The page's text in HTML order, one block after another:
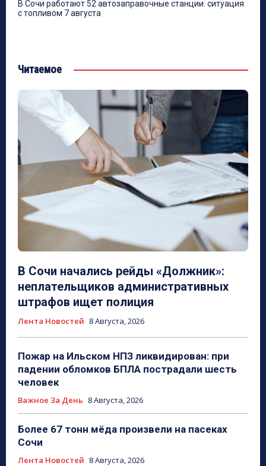
В Сочи работают 52 автозаправочные станции: ситуация
с топливом 7 августа
Читаемое
В Сочи начались рейды «Должник»:
неплательщиков административных
штрафов ищет полиция
Лента Новостей 8 Августа, 2026
Пожар на Ильском НПЗ ликвидирован: при
падении обломков БПЛА пострадали шесть
человек
Важное За День 8 Августа, 2026
Более 67 тонн мёда произвели на пасеках
Сочи
Лента Новостей 8 Августа, 2026